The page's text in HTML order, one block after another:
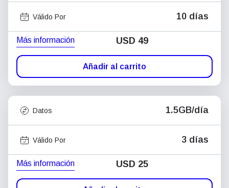
Válido Por 10 días
Más información USD 49
Añadir al carrito
Datos 1.5GB/día
Válido Por 3 días
Más información USD 25